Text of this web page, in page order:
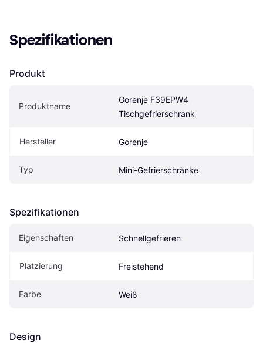
Spezifikationen
Produkt
Produktname
Gorenje F39EPW4
Tischgefrierschrank
Hersteller Gorenje
Typ Mini-Gefrierschränke
Spezifikationen
Eigenschaften Schnellgefrieren
Platzierung Freistehend
Farbe Weiß
Design